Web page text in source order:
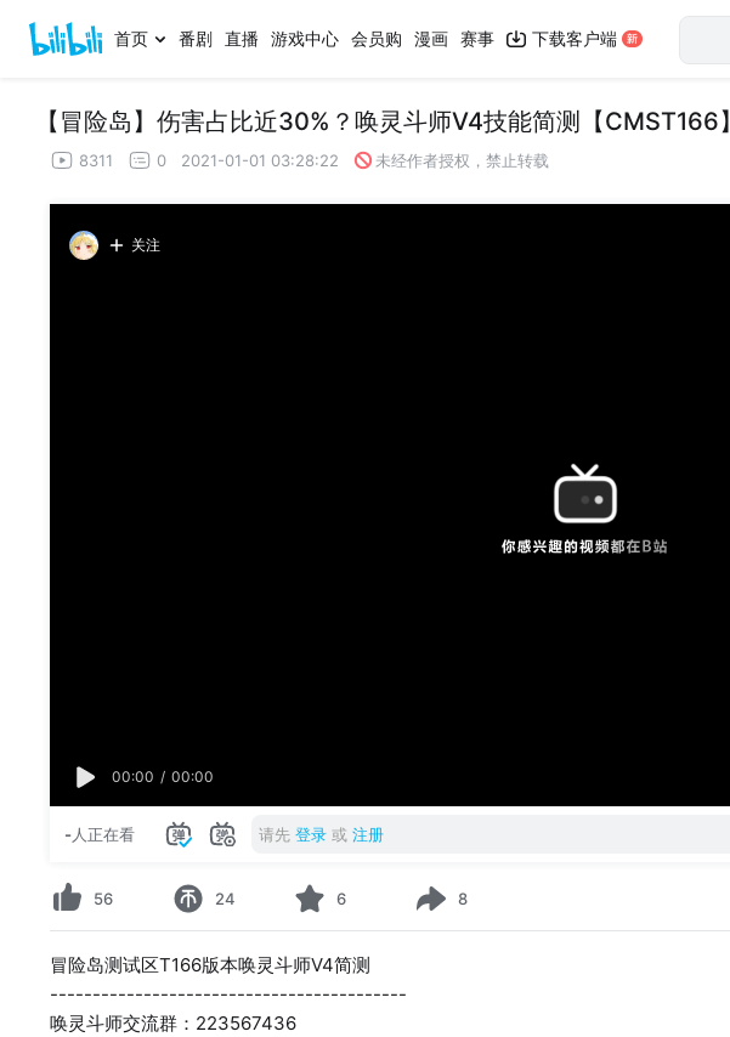
首页 番剧 直播 游戏中心 会员购 漫画 赛事 下载客户端
【冒险岛】伤害占比近30%？唤灵斗师V4技能简测【CMST166】
8311 0 2021-01-01 03:28:22 未经作者授权，禁止转载
关注
00:00 / 00:00
-人正在看 请先 登录 或 注册
56 24 6 8
冒险岛测试区T166版本唤灵斗师V4简测
------------------------------------------
唤灵斗师交流群：223567436